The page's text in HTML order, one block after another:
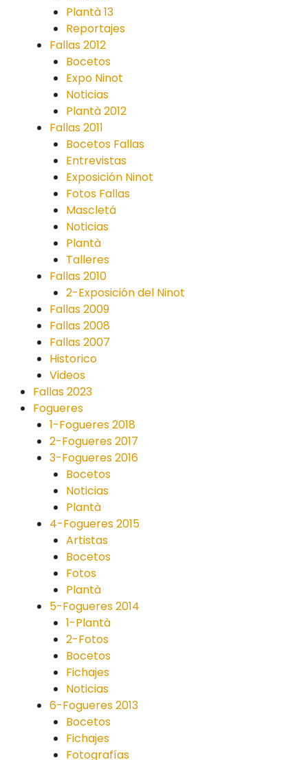
Plantà 13
Reportajes
Fallas 2012
Bocetos
Expo Ninot
Noticias
Plantà 2012
Fallas 2011
Bocetos Fallas
Entrevistas
Exposición Ninot
Fotos Fallas
Mascletá
Noticias
Plantà
Talleres
Fallas 2010
2-Exposición del Ninot
Fallas 2009
Fallas 2008
Fallas 2007
Historico
Videos
Fallas 2023
Fogueres
1-Fogueres 2018
2-Fogueres 2017
3-Fogueres 2016
Bocetos
Noticias
Plantà
4-Fogueres 2015
Artistas
Bocetos
Fotos
Plantà
5-Fogueres 2014
1-Plantà
2-Fotos
Bocetos
Fichajes
Noticias
6-Fogueres 2013
Bocetos
Fichajes
Fotografías